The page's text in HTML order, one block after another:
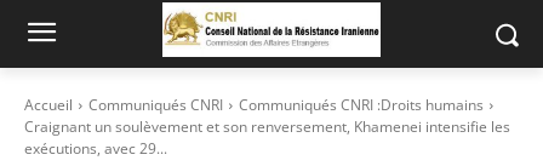
Accueil Communiqués CNRI
Communiqués CNRI :Droits humains
Craignant un soulèvement et son renversement, Khamenei intensifie les
exécutions, avec 29...